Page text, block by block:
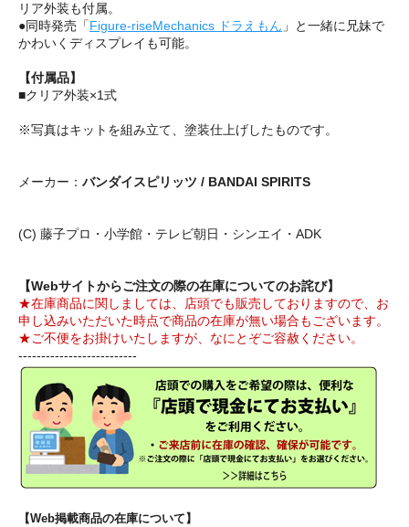
リア外装も付属。
●同時発売「Figure-riseMechanics ドラえもん 」と一緒に兄妹で
かわいくディスプレイも可能。
【付属品】
■クリア外装×1式
※写真はキットを組み立て、塗装仕上げしたものです。
メーカー： バンダイスピリッツ / BANDAI SPIRITS
(C) 藤子プロ・小学館・テレビ朝日・シンエイ・ADK
【Webサイトからご注文の際の在庫についてのお詫び】
★在庫商品に関しましては、店頭でも販売しておりますので、お
申し込みいただいた時点で商品の在庫が無い場合もございます。
★ご不便をお掛けいたしますが、なにとぞご容赦ください。
--------------------------
【Web掲載商品の在庫について】